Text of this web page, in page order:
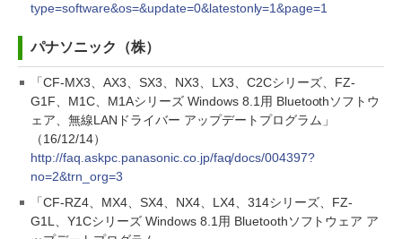
type=software&os=&update=0&latestonly=1&page=1
パナソニック（株）
「CF-MX3、AX3、SX3、NX3、LX3、C2Cシリーズ、FZ-
G1F、M1C、M1Aシリーズ Windows 8.1用 Bluetoothソフトウ
ェア、無線LANドライバー アップデートプログラム」
（16/12/14）
http://faq.askpc.panasonic.co.jp/faq/docs/004397?
no=2&trn_org=3
「CF-RZ4、MX4、SX4、NX4、LX4、314シリーズ、FZ-
G1L、Y1Cシリーズ Windows 8.1用 Bluetoothソフトウェア ア